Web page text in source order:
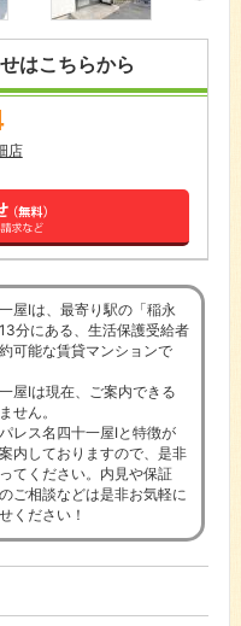
はこちらから
店
屋Ⅰは、最寄り駅の「稲永
分にある、生活保護受給者
可能な賃貸マンションで
屋Ⅰは現在、ご案内できる
せん。
レス名四十一屋Ⅰと特徴が
内しておりますので、是非
てください。内見や保証
ご相談などは是非お気軽に
ください！